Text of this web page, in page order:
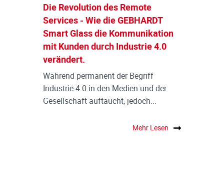
Die Revolution des Remote
Services - Wie die GEBHARDT
Smart Glass die Kommunikation
mit Kunden durch Industrie 4.0
verändert.
Während permanent der Begriff
Industrie 4.0 in den Medien und der
Gesellschaft auftaucht, jedoch...
Mehr Lesen